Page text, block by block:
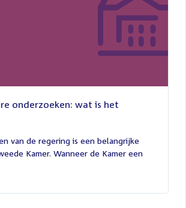
onderzoeken: wat is het
van de regering is een belangrijke
Kamer. Wanneer de Kamer een